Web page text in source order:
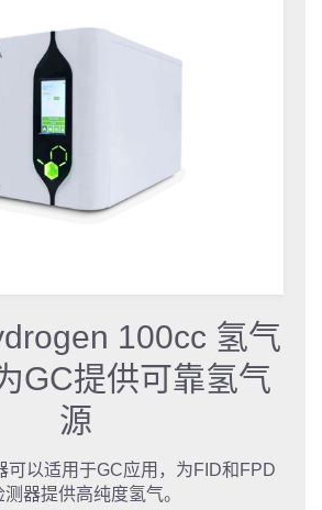
100cc 氢气
GC提供可靠氢气
源
可以适用于GC应用，为FID和FPD
测器提供高纯度氢气。